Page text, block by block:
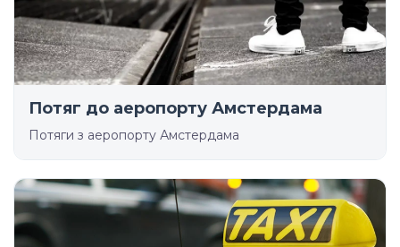
Потяг до аеропорту Амстердама
Потяги з аеропорту Амстердама